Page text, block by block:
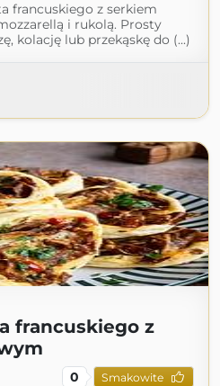
francuskiego z serkiem
i rukolą. Prosty
kolację lub przekąskę do (...)
francuskiego z
0 Smakowite